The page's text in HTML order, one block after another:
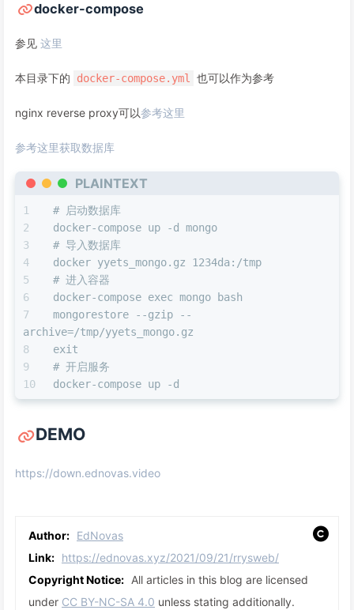
docker-compose
参见 这里
本目录下的 docker-compose.yml 也可以作为参考
nginx reverse proxy可以参考这里
参考这里获取数据库
PLAINTEXT
# 启动数据库
docker-compose up -d mongo
# 导入数据库
docker yyets_mongo.gz 1234da:/tmp
# 进入容器
docker-compose exec mongo bash
mongorestore --gzip --
archive=/tmp/yyets_mongo.gz
exit
# 开启服务
docker-compose up -d
DEMO
https://down.ednovas.video
Author: EdNovas
Link: https://ednovas.xyz/2021/09/21/rrysweb/
Copyright Notice: All articles in this blog are licensed
under CC BY-NC-SA 4.0 unless stating additionally.